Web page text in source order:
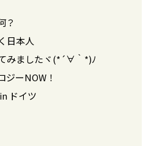
？
日本人
みましたヾ(*´∀｀*)ﾉ
ジーNOW！
ドイツ